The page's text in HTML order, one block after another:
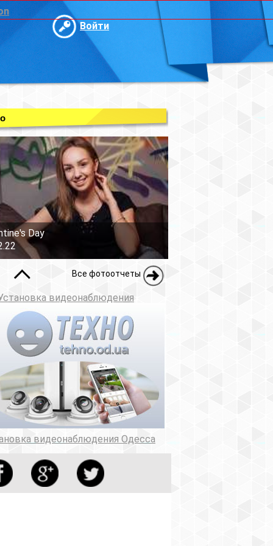
Войти
Day
Все фотоотчеты
видеонаблюдения
видеонаблюдения Одесса